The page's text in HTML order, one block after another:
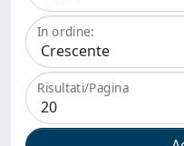
In ordine:
Risultati/Pagina